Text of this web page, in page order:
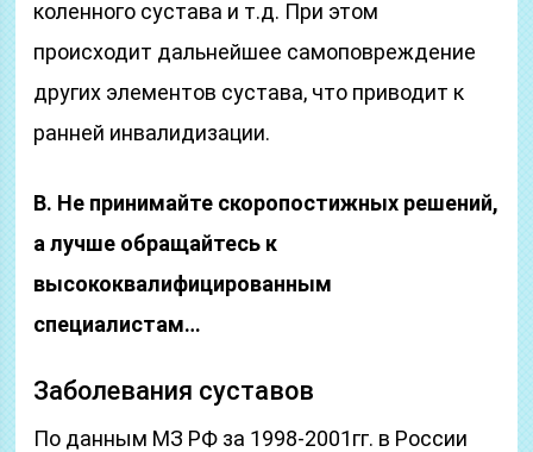
коленного сустава и т.д. При этом
происходит дальнейшее самоповреждение
других элементов сустава, что приводит к
ранней инвалидизации.
В. Не принимайте скоропостижных решений,
а лучше обращайтесь к
высококвалифицированным
специалистам…
Заболевания суставов
По данным МЗ РФ за 1998-2001гг. в России